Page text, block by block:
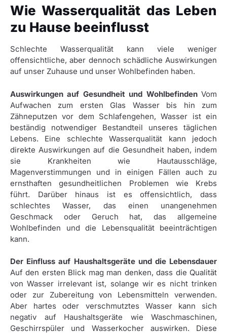
Wie Wasserqualität das Leben
zu Hause beeinflusst
Schlechte Wasserqualität kann viele weniger
offensichtliche, aber dennoch schädliche Auswirkungen
auf unser Zuhause und unser Wohlbefinden haben.
Auswirkungen auf Gesundheit und WohlbefindenVom
Aufwachen zum ersten Glas Wasser bis hin zum
Zähneputzen vor dem Schlafengehen, Wasser ist ein
beständig notwendiger Bestandteil unseres täglichen
Lebens. Eine schlechte Wasserqualität kann jedoch
direkte Auswirkungen auf die Gesundheit haben, indem
sie Krankheiten wie Hautausschläge,
Magenverstimmungen und in einigen Fällen auch zu
ernsthaften gesundheitlichen Problemen wie Krebs
führt. Darüber hinaus ist es offensichtlich, dass
schlechtes Wasser, das einen unangenehmen
Geschmack oder Geruch hat, das allgemeine
Wohlbefinden und die Lebensqualität beeinträchtigen
kann.
Der Einfluss auf Haushaltsgeräte und die Lebensdauer
Auf den ersten Blick mag man denken, dass die Qualität
von Wasser irrelevant ist, solange wir es nicht trinken
oder zur Zubereitung von Lebensmitteln verwenden.
Aber hartes oder verschmutztes Wasser kann sich
negativ auf Haushaltsgeräte wie Waschmaschinen,
Geschirrspüler und Wasserkocher auswirken. Diese